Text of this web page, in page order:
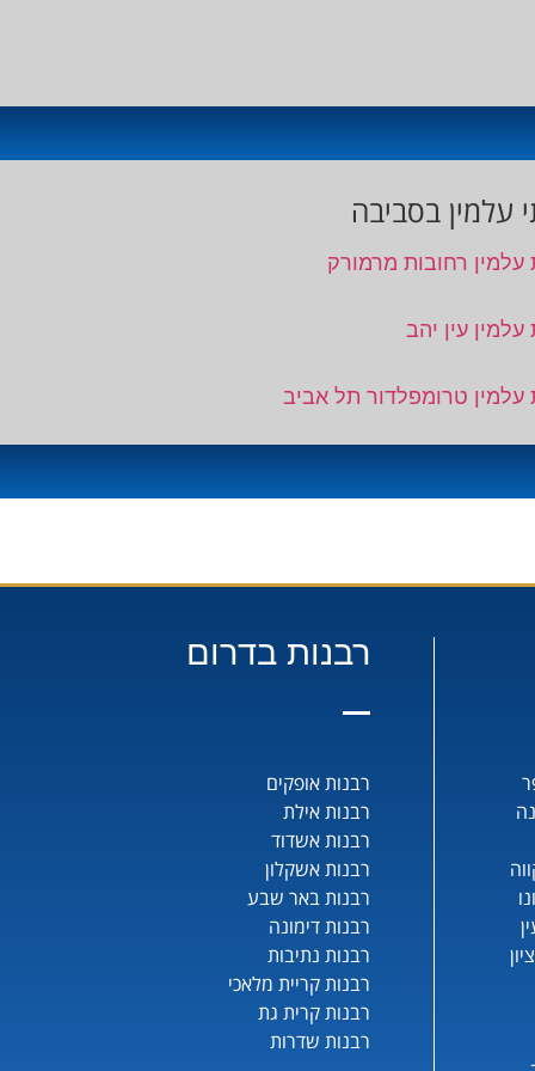
עלמין בסביבה
עלמין רחובות מרמורק
עלמין עין יהב
עלמין טרומפלדור תל אביב
רבנות בדרום
רבנות אופקים
רבנות אילת
רבנות אשדוד
רבנות אשקלון
רבנות באר שבע
רבנות דימונה
רבנות נתיבות
רבנות קריית מלאכי
רבנות קרית גת
רבנות שדרות